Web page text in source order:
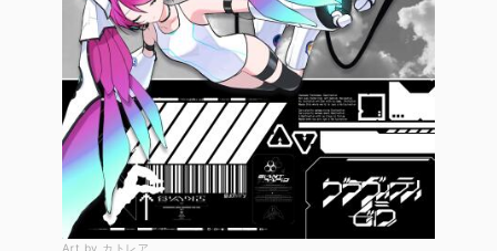
Art by カトレア